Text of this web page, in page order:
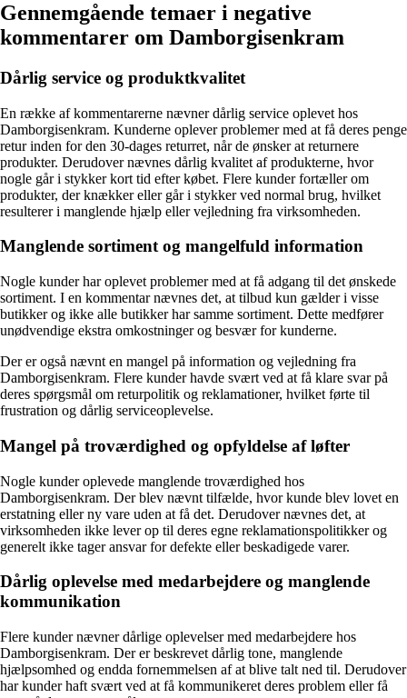
Gennemgående temaer i negative
kommentarer om Damborgisenkram
Dårlig service og produktkvalitet
En række af kommentarerne nævner dårlig service oplevet hos
Damborgisenkram. Kunderne oplever problemer med at få deres penge
retur inden for den 30-dages returret, når de ønsker at returnere
produkter. Derudover nævnes dårlig kvalitet af produkterne, hvor
nogle går i stykker kort tid efter købet. Flere kunder fortæller om
produkter, der knækker eller går i stykker ved normal brug, hvilket
resulterer i manglende hjælp eller vejledning fra virksomheden.
Manglende sortiment og mangelfuld information
Nogle kunder har oplevet problemer med at få adgang til det ønskede
sortiment. I en kommentar nævnes det, at tilbud kun gælder i visse
butikker og ikke alle butikker har samme sortiment. Dette medfører
unødvendige ekstra omkostninger og besvær for kunderne.
Der er også nævnt en mangel på information og vejledning fra
Damborgisenkram. Flere kunder havde svært ved at få klare svar på
deres spørgsmål om returpolitik og reklamationer, hvilket førte til
frustration og dårlig serviceoplevelse.
Mangel på troværdighed og opfyldelse af løfter
Nogle kunder oplevede manglende troværdighed hos
Damborgisenkram. Der blev nævnt tilfælde, hvor kunde blev lovet en
erstatning eller ny vare uden at få det. Derudover nævnes det, at
virksomheden ikke lever op til deres egne reklamationspolitikker og
generelt ikke tager ansvar for defekte eller beskadigede varer.
Dårlig oplevelse med medarbejdere og manglende
kommunikation
Flere kunder nævner dårlige oplevelser med medarbejdere hos
Damborgisenkram. Der er beskrevet dårlig tone, manglende
hjælpsomhed og endda fornemmelsen af at blive talt ned til. Derudover
har kunder haft svært ved at få kommunikeret deres problem eller få